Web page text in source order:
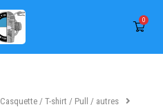
0
Casquette / T-shirt / Pull / autres